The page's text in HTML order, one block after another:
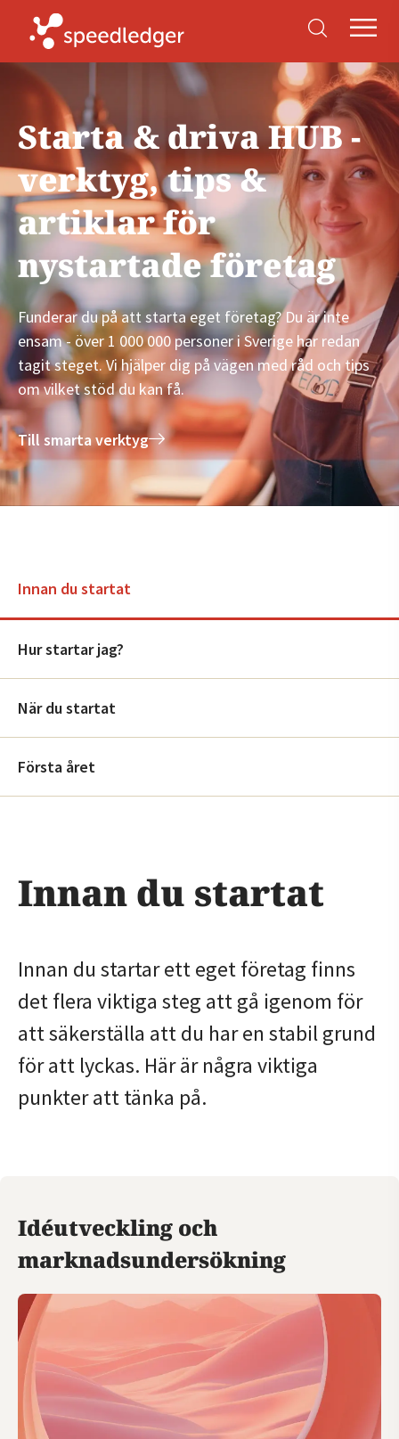
Starta & driva HUB -
verktyg, tips &
artiklar för
nystartade företag
Funderar du på att starta eget företag? Du är inte
ensam - över 1 000 000 personer i Sverige har redan
tagit steget. Vi hjälper dig på vägen med råd och tips
om vilket stöd du kan få.
Till smarta verktyg
Innan du startat
Hur startar jag?
När du startat
Första året
Innan du startat
Innan du startar ett eget företag finns
det flera viktiga steg att gå igenom för
att säkerställa att du har en stabil grund
för att lyckas. Här är några viktiga
punkter att tänka på.
Idéutveckling och
marknadsundersökning